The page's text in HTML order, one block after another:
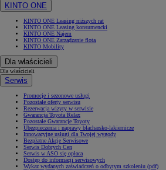
KINTO ONE
KINTO ONE Leasing niższych rat
KINTO ONE Leasing konsumencki
KINTO ONE Najem
KINTO ONE Zarządzanie flotą
KINTO Mobility
Dla właścicieli
Dla właścicieli
Serwis
Promocje i sezonowe usługi
Pozostałe oferty serwisu
Rezerwacja wizyty w serwisie
Gwarancja Toyota Relax
Pozostałe Gwarancje Toyoty
Ubezpieczenia i naprawy blacharsko-lakiernicze
Innowacyjne usługi dla Twojej wygody
Bezpłatne Akcje Serwisowe
Serwis Dobrych Cen
Serwis w ASO się opłaca
Dostęp do informacji serwisowych
Wykaz wydanych zaświadczeń o odbytym szkoleniu (pdf)